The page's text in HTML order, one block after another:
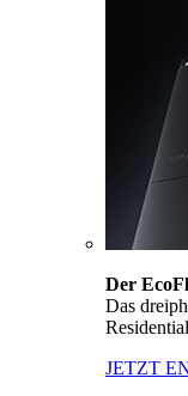
Der
Das
Residential
JETZT